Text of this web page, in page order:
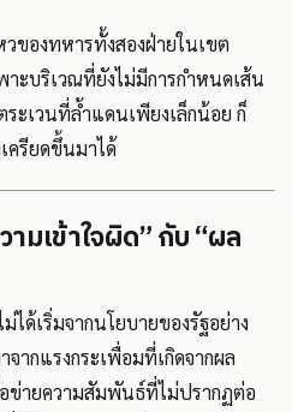
ของทหารทั้งสองฝ่ายในเขต
ะบริเวณที่ยังไม่มีการกำหนดเส้น
ะเวนที่ล้ำแดนเพียงเล็กน้อย ก็
ครียดขึ้นมาได้
ามเข้าใจผิด” กับ “ผล
ด้เริ่มจากนโยบายของรัฐอย่าง
ากแรงกระเพื่อมที่เกิดจากผล
ข่ายความสัมพันธ์ที่ไม่ปรากฏต่อ